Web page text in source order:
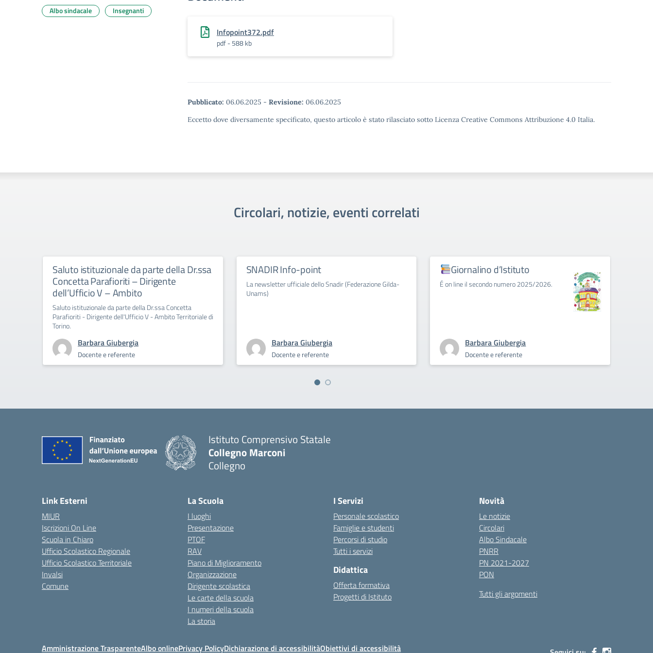
Infopoint372.pdf
pdf - 588 kb
Pubblicato: 06.06.2025 - Revisione: 06.06.2025
Eccetto dove diversamente specificato, questo articolo è stato rilasciato sotto Licenza Creative Commons Attribuzione 4.0 Italia.
Albo sindacale Insegnanti
Circolari, notizie, eventi correlati
Saluto istituzionale da parte della Dr.ssa
Concetta Parafioriti – Dirigente
dell’Ufficio V – Ambito
Saluto istituzionale da parte della Dr.ssa Concetta
Parafioriti - Dirigente dell'Ufficio V - Ambito Territoriale di
Torino.
Barbara Giubergia
Docente e referente
SNADIR Info-point
La newsletter ufficiale dello Snadir (Federazione Gilda-
Unams)
Barbara Giubergia
Docente e referente
Giornalino d’Istituto
É on line il secondo numero 2025/2026.
Barbara Giubergia
Docente e referente
Istituto Comprensivo Statale
Collegno Marconi
Collegno
Link Esterni
MIUR
Iscrizioni On Line
Scuola in Chiaro
Ufficio Scolastico Regionale
Ufficio Scolastico Territoriale
Invalsi
Comune
La Scuola
I luoghi
Presentazione
PTOF
RAV
Piano di Miglioramento
Organizzazione
Dirigente scolastica
Le carte della scuola
I numeri della scuola
La storia
I Servizi
Personale scolastico
Famiglie e studenti
Percorsi di studio
Tutti i servizi
Didattica
Offerta formativa
Progetti di Istituto
Novità
Le notizie
Circolari
Albo Sindacale
PNRR
PN 2021-2027
PON
Tutti gli argomenti
Amministrazione TrasparenteAlbo onlinePrivacy PolicyDichiarazione di accessibilitàObiettivi di accessibilità